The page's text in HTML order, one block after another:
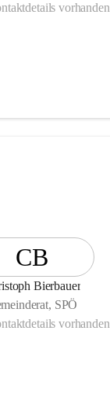
vorhanden
CB
Bierbauer
SPÖ
vorhanden